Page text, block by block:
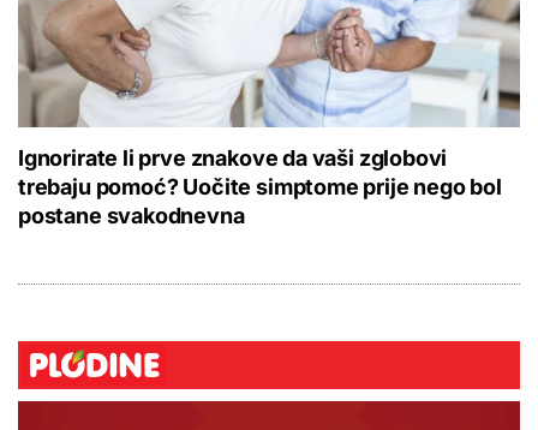
Ignorirate li prve znakove da vaši zglobovi
trebaju pomoć? Uočite simptome prije nego bol
postane svakodnevna